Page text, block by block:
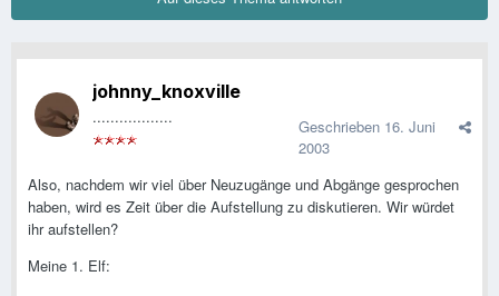
johnny_knoxville
.................. Geschrieben 16. Juni
2003
Also, nachdem wir viel über Neuzugänge und Abgänge gesprochen
haben, wird es Zeit über die Aufstellung zu diskutieren. Wir würdet
ihr aufstellen?
Meine 1. Elf: